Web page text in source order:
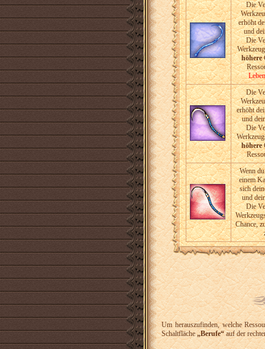
Die
erhöht
und
Die
höhere
Die
erhöht
und
Die
höhere
Wenn
einem
sich
und
Die
Chance,
Um herauszufinden, welche
Schaltfläche„Berufe“auf der